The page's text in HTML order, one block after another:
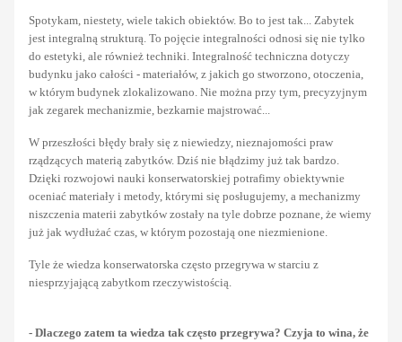
Spotykam, niestety, wiele takich obiektów. Bo to jest tak... Zabytek
jest integralną strukturą. To pojęcie integralności odnosi się nie tylko
do estetyki, ale również techniki. Integralność techniczna dotyczy
budynku jako całości - materiałów, z jakich go stworzono, otoczenia,
w którym budynek zlokalizowano. Nie można przy tym, precyzyjnym
jak zegarek mechanizmie, bezkarnie majstrować...
W przeszłości błędy brały się z niewiedzy, nieznajomości praw
rządzących materią zabytków. Dziś nie błądzimy już tak bardzo.
Dzięki rozwojowi nauki konserwatorskiej potrafimy obiektywnie
oceniać materiały i metody, którymi się posługujemy, a mechanizmy
niszczenia materii zabytków zostały na tyle dobrze poznane, że wiemy
już jak wydłużać czas, w którym pozostają one niezmienione.
Tyle że wiedza konserwatorska często przegrywa w starciu z
niesprzyjającą zabytkom rzeczywistością.
- Dlaczego zatem ta wiedza tak często przegrywa? Czyja to wina, że